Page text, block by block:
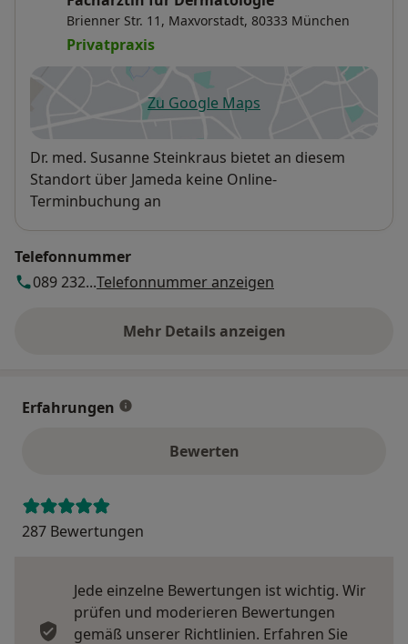
Brienner Str. 11, Maxvorstadt, 80333 München
Privatpraxis
Zu Google Mapsöffnet in einer neuen
Verfügbarkeit
Dr. med. Susanne Steinkraus bietet an diesem
Standort über Jameda keine Online-
Terminbuchung an
Telefonnummer
089 232...Telefonnummer anzeigen
Mehr Details anzeigen
über die Adresse
Erfahrungen
Bewerten
287 Bewertungen
Jede einzelne Bewertungen ist wichtig. Wir
prüfen und moderieren Bewertungen
gemäß unserer Richtlinien. Erfahren Sie